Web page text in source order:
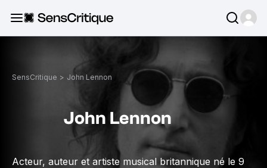
SensCritique > John Lennon
John Lennon
Acteur, auteur et artiste musical britannique né le 9